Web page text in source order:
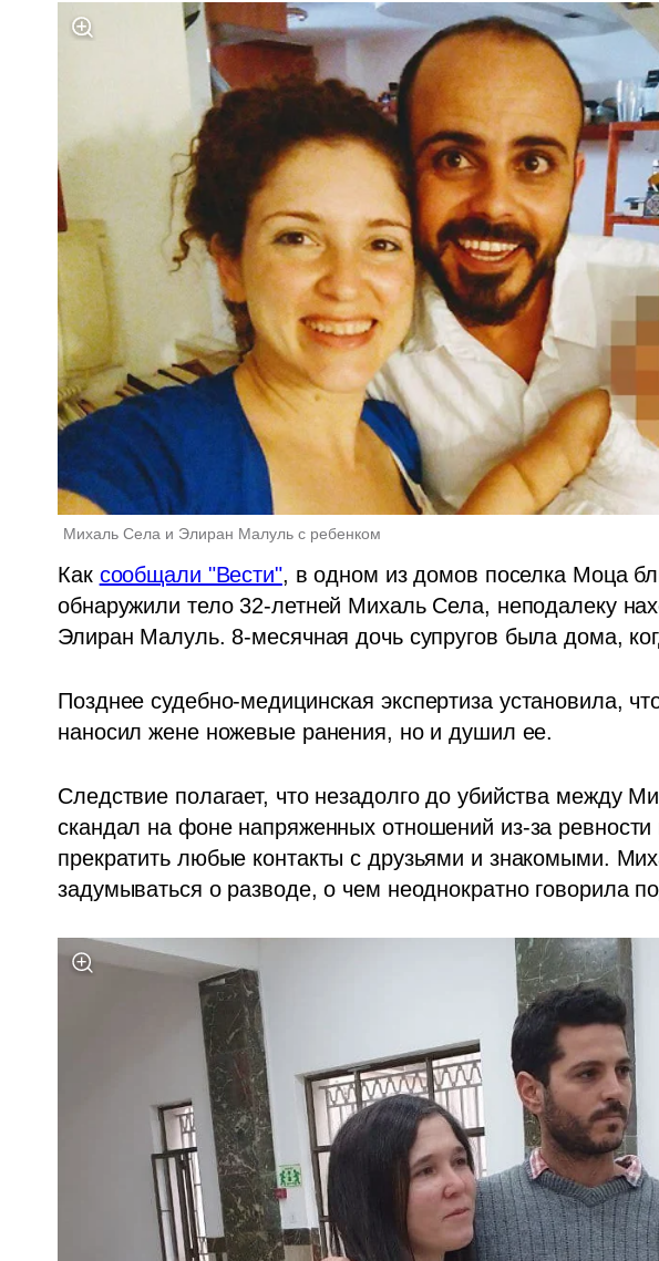
Михаль Села и Элиран Малуль с ребенком
Как сообщали "Вести", в одном из домов поселка Моца
обнаружили тело 32-летней Михаль Села, неподалеку
Элиран Малуль. 8-месячная дочь супругов была дома,
Позднее судебно-медицинская экспертиза установила,
наносил жене ножевые ранения, но и душил ее.
Следствие полагает, что незадолго до убийства между
скандал на фоне напряженных отношений из-за
прекратить любые контакты с друзьями и знакомыми.
задумываться о разводе, о чем неоднократно говорила